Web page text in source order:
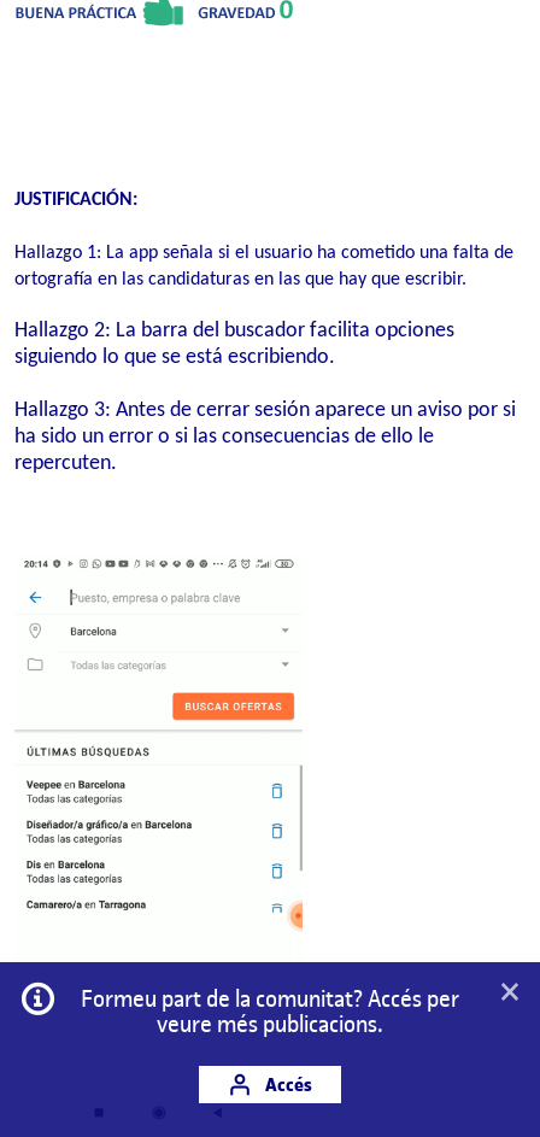
JUSTIFICACIÓN:
Hallazgo 1: La app señala si el usuario ha cometido una falta de
ortografía en las candidaturas en las que hay que escribir.
Hallazgo 2: La barra del buscador facilita opciones
siguiendo lo que se está escribiendo.
Hallazgo 3: Antes de cerrar sesión aparece un aviso por si
ha sido un error o si las consecuencias de ello le
repercuten.
Informació
Formeu part de la comunitat? Accés per
veure més publicacions.
Accés
×